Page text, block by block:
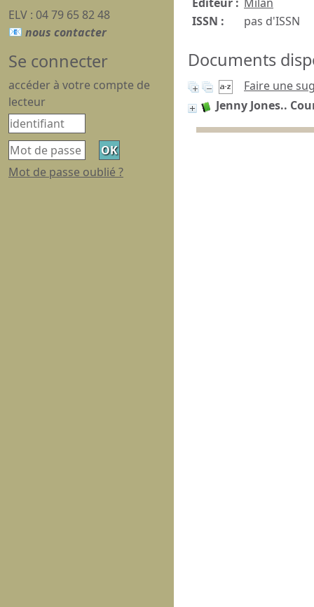
Editeur : Milan
ISSN :
pas d'ISSN
Documents
Faire une
Jenny Jones..
ELV : 04 79 65 82 48
Se connecter
accéder à votre compte de
lecteur
Mot de passe oublié ?